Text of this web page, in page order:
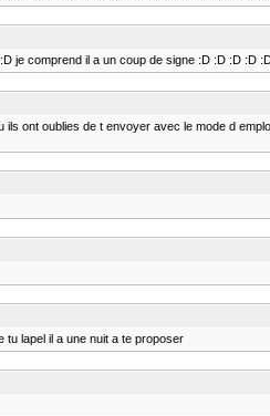
je comprend il a un coup de signe :D :D :D :D
ont oublies de t envoyer avec le mode d
tu lapel il a une nuit a te proposer